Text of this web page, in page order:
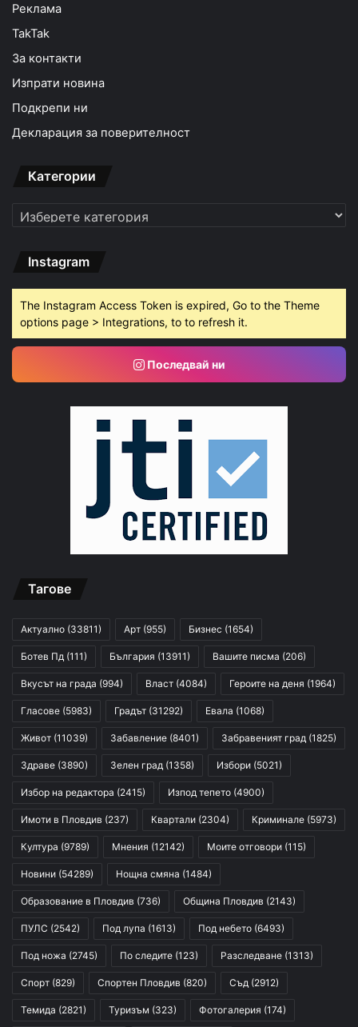
Реклама
TakTak
За контакти
Изпрати новина
Подкрепи ни
Декларация за поверителност
Категории
Категории
Instagram
The Instagram Access Token is expired, Go to the Theme
options page > Integrations, to to refresh it.
Последвай ни
Тагове
Актуално (33811) Арт (955) Бизнес (1654)
Ботев Пд (111) България (13911) Вашите писма (206)
Вкусът на града (994) Власт (4084) Героите на деня (1964)
Гласове (5983) Градът (31292) Евала (1068)
Живот (11039) Забавление (8401) Забравеният град (1825)
Здраве (3890) Зелен град (1358) Избори (5021)
Избор на редактора (2415) Изпод тепето (4900)
Имоти в Пловдив (237) Квартали (2304) Криминале (5973)
Култура (9789) Мнения (12142) Моите отговори (115)
Новини (54289) Нощна смяна (1484)
Образование в Пловдив (736) Община Пловдив (2143)
ПУЛС (2542) Под лупа (1613) Под небето (6493)
Под ножа (2745) По следите (123) Разследване (1313)
Спорт (829) Спортен Пловдив (820) Съд (2912)
Темида (2821) Туризъм (323) Фотогалерия (174)